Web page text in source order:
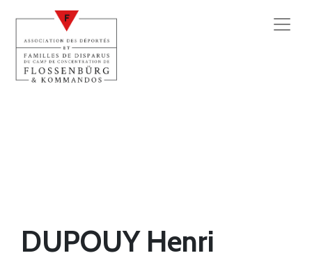
DUPOUY Henri